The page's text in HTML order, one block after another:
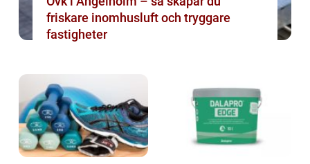
friskare inomhusluft och tryggare
fastigheter